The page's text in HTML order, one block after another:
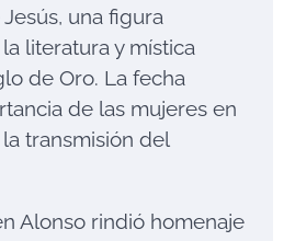
una figura
literatura y mística
de Oro. La fecha
de las mujeres en
transmisión del
Alonso rindió homenaje